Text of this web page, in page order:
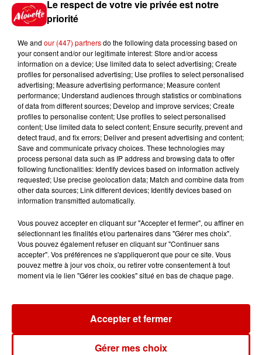
Royan : elle tente d’écraser son
8 août 2026
Cambriolages : plus de 18 000
logements visités en juillet 2026,
en...
7 août 2026
Pape Léon XIV en France : quel
est son programme ?
Jeux Voir plus
Le respect de votre vie privée est notre
priorité
We and our (447) partnersdo the following data processing based on
your consent and/or our legitimate interest: Store and/or access
information on a device; Use limited data to select advertising; Create
profiles for personalised advertising; Use profiles to select personalised
advertising; Measure advertising performance; Measure content
performance; Understand audiences through statistics or combinations
of data from different sources; Develop and improve services; Create
profiles to personalise content; Use profiles to select personalised
content; Use limited data to select content; Ensure security, prevent and
detect fraud, and fix errors; Deliver and present advertising and content;
Save and communicate privacy choices. These technologies may
process personal data such as IP address and browsing data to offer
following functionalities: Identify devices based on information actively
requested; Use precise geolocation data; Match and combine data from
other data sources; Link different devices; Identify devices based on
information transmitted automatically.
Vous pouvez accepter en cliquant sur "Accepter et fermer", ou affiner en
sélectionnant les finalités et/ou partenaires dans "Gérer mes choix".
Vous pouvez également refuser en cliquant sur "Continuer sans
accepter". Vos préférences ne s'appliqueront que pour ce site. Vous
pouvez mettre à jour vos choix, ou retirer votre consentement à tout
moment via le lien "Gérer les cookies" situé en bas de chaque page.
Gérer mes choix
Accepter et fermer